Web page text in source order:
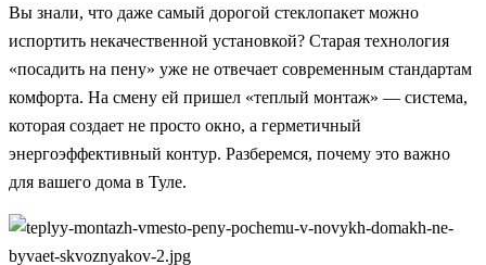
Вы знали, что даже самый дорогой стеклопакет можно
испортить некачественной установкой? Старая технология
«посадить на пену» уже не отвечает современным стандартам
комфорта. На смену ей пришел «теплый монтаж» — система,
которая создает не просто окно, а герметичный
энергоэффективный контур. Разберемся, почему это важно
для вашего дома в Туле.